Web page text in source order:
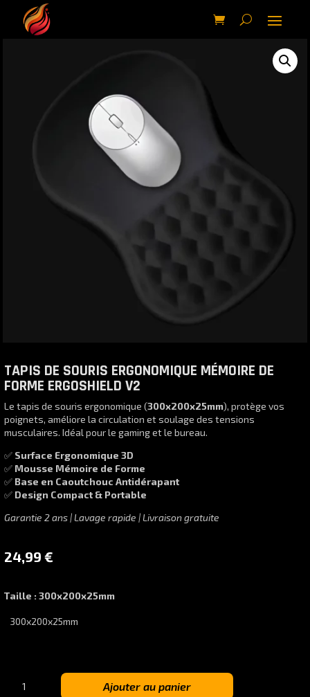
TAPIS DE SOURIS ERGONOMIQUE MÉMOIRE DE
FORME ERGOSHIELD V2
Le tapis de souris ergonomique (300x200x25mm), protège vos
poignets, améliore la circulation et soulage des tensions
musculaires. Idéal pour le gaming et le bureau.
✅ Surface Ergonomique 3D
✅ Mousse Mémoire de Forme
✅ Base en Caoutchouc Antidérapant
✅ Design Compact & Portable
Garantie 2 ans | Lavage rapide | Livraison gratuite
24,99€
Taille : 300x200x25mm
300x200x25mm
Ajouter au panier